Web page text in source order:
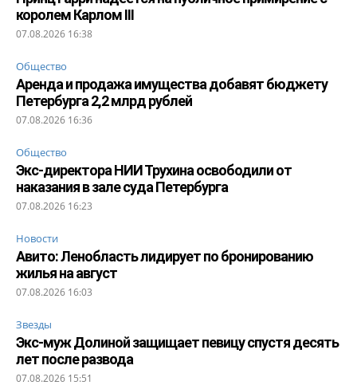
королем Карлом III
07.08.2026 16:38
Общество
Аренда и продажа имущества добавят бюджету
Петербурга 2,2 млрд рублей
07.08.2026 16:36
Общество
Экс-директора НИИ Трухина освободили от
наказания в зале суда Петербурга
07.08.2026 16:23
Новости
Авито: Ленобласть лидирует по бронированию
жилья на август
07.08.2026 16:03
Звезды
Экс-муж Долиной защищает певицу спустя десять
лет после развода
07.08.2026 15:51